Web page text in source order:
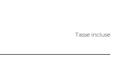
Tasse incluse